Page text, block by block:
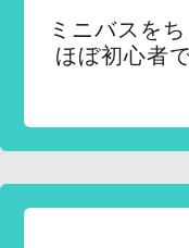
ミニバスを
ほぼ初心者